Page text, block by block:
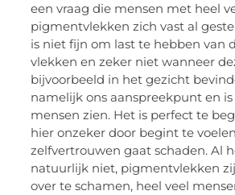
een vraag die mensen met heel
pigmentvlekken zich vast al
is niet fijn om last te hebben van
vlekken en zeker niet wanneer
bijvoorbeeld in het gezicht
namelijk ons aanspreekpunt en
mensen zien. Het is perfect te
hier onzeker door begint te
zelfvertrouwen gaat schaden. Al
natuurlijk niet, pigmentvlekken
over te schamen, heel veel